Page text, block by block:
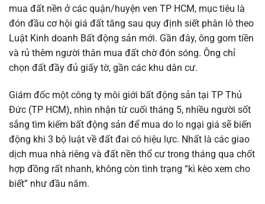
mua đất nền ở các quận/huyện ven TP HCM, mục tiêu là
đón đầu cơ hội giá đất tăng sau quy định siết phân lô theo
Luật Kinh doanh Bất động sản mới. Gần đây, ông gom tiền
và rủ thêm người thân mua đất chờ đón sóng. Ông chỉ
chọn đất đầy đủ giấy tờ, gần các khu dân cư.
Giám đốc một công ty môi giới bất động sản tại TP Thủ
Đức (TP HCM), nhìn nhận từ cuối tháng 5, nhiều người sốt
sắng tìm kiếm bất động sản để mua do lo ngại giá sẽ biến
động khi 3 bộ luật về đất đai có hiệu lực. Nhất là các giao
dịch mua nhà riêng và đất nền thổ cư trong tháng qua chốt
hợp đồng rất nhanh, không còn tình trạng “kì kèo xem cho
biết” như đầu năm.